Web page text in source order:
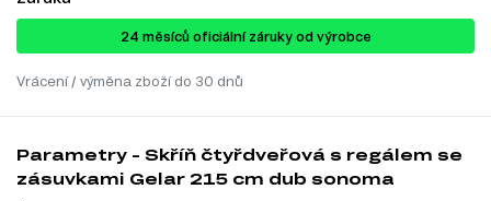
24 ​​​​měsíců oficiální záruky od výrobce
Vrácení / výměna zboží do 30 dnů
Parametry - Skříň čtyřdveřová s regálem se
zásuvkami Gelar 215 cm dub sonoma